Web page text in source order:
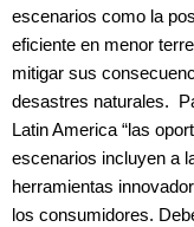
escenarios como la
eficiente en menor
mitigar sus
desastres naturales.
Latin America “las
escenarios incluyen a
herramientas
los consumidores.